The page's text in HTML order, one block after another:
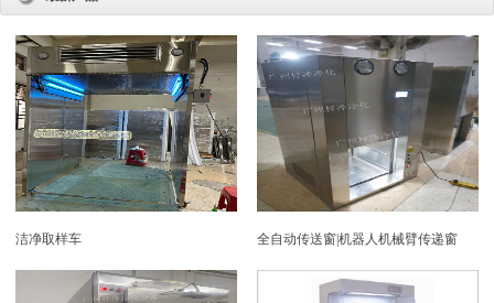
洁净取样车 全自动传送窗|机器人机械臂传递窗